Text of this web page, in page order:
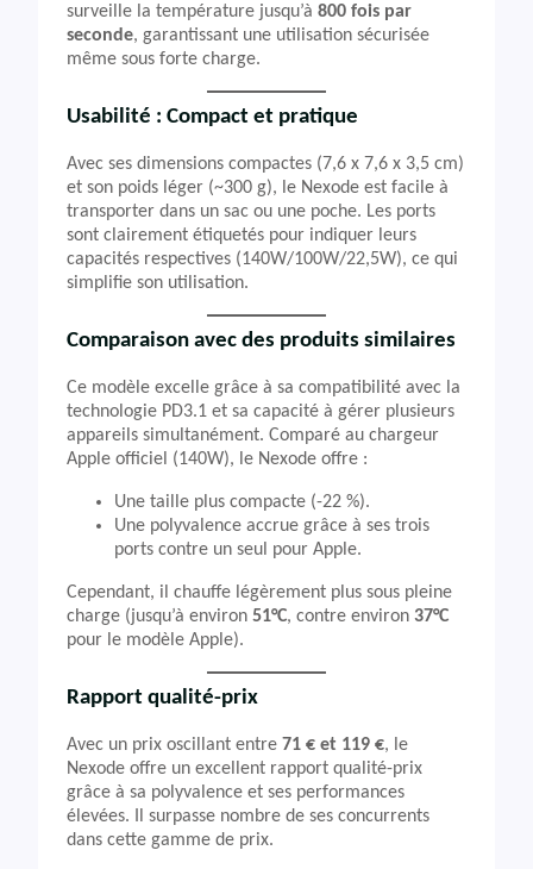
surveille la température jusqu’à 800 fois par
seconde, garantissant une utilisation sécurisée
même sous forte charge.
Usabilité : Compact et pratique
Avec ses dimensions compactes (7,6 x 7,6 x 3,5 cm)
et son poids léger (~300 g), le Nexode est facile à
transporter dans un sac ou une poche. Les ports
sont clairement étiquetés pour indiquer leurs
capacités respectives (140W/100W/22,5W), ce qui
simplifie son utilisation.
Comparaison avec des produits similaires
Ce modèle excelle grâce à sa compatibilité avec la
technologie PD3.1 et sa capacité à gérer plusieurs
appareils simultanément. Comparé au chargeur
Apple officiel (140W), le Nexode offre :
Une taille plus compacte (-22 %).
Une polyvalence accrue grâce à ses trois
ports contre un seul pour Apple.
Cependant, il chauffe légèrement plus sous pleine
charge (jusqu’à environ 51°C, contre environ 37°C
pour le modèle Apple).
Rapport qualité-prix
Avec un prix oscillant entre 71 € et 119 €, le
Nexode offre un excellent rapport qualité-prix
grâce à sa polyvalence et ses performances
élevées. Il surpasse nombre de ses concurrents
dans cette gamme de prix.